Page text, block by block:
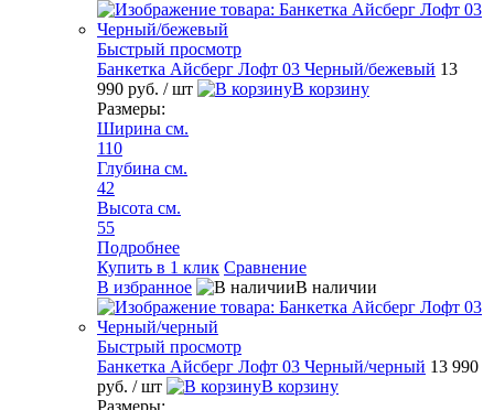
Быстрый просмотр
Банкетка Айсберг Лофт 03 Черный/бежевый 13
990 руб. / шт
В корзину
Размеры:
Ширина см.
110
Глубина см.
42
Высота см.
55
Подробнее
Купить в 1 клик Сравнение
В избранное
В наличии
Быстрый просмотр
Банкетка Айсберг Лофт 03 Черный/черный 13 990
руб. / шт
В корзину
Размеры: